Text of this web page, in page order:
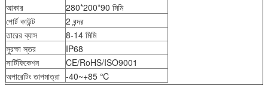
আকার
280*200*90 মিমি
পোর্ট কাউন্ট
2 বন্দর
তারের ব্যাস
8-14 মিমি
সুরক্ষা স্তর
IP68
সার্টিফিকেশন
CE/RoHS/ISO9001
অপারেটিং তাপমাত্রা -40~+85 ℃